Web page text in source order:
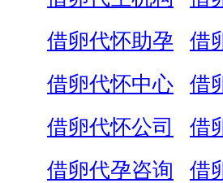
借卵代怀助孕
借
借卵代怀中心
借
借卵代怀公司
借
借卵代孕咨询
借